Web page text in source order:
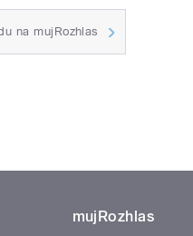
na mujRozhlas
mujRozhlas